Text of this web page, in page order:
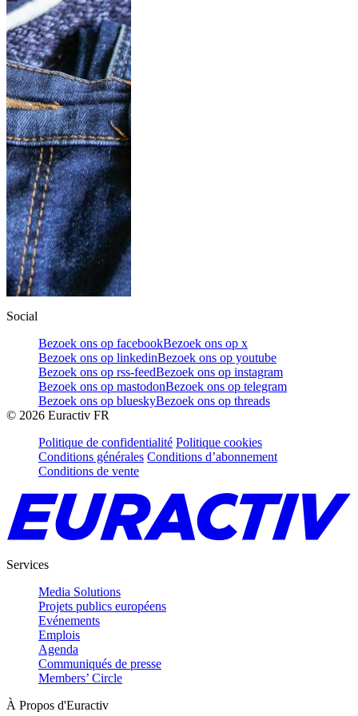
Social
Bezoek ons op facebookBezoek ons op x
Bezoek ons op linkedinBezoek ons op youtube
Bezoek ons op rss-feedBezoek ons op instagram
Bezoek ons op mastodonBezoek ons op telegram
Bezoek ons op blueskyBezoek ons op threads
© 2026 Euractiv FR
Politique de confidentialité Politique cookies
Conditions générales Conditions d’abonnement
Conditions de vente
Services
Media Solutions
Projets publics européens
Evénements
Emplois
Agenda
Communiqués de presse
Members’ Circle
À Propos d'Euractiv